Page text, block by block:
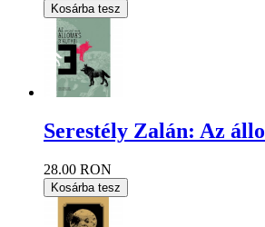
Kosárba tesz
Serestély Zalán: Az
28.00 RON
Kosárba tesz